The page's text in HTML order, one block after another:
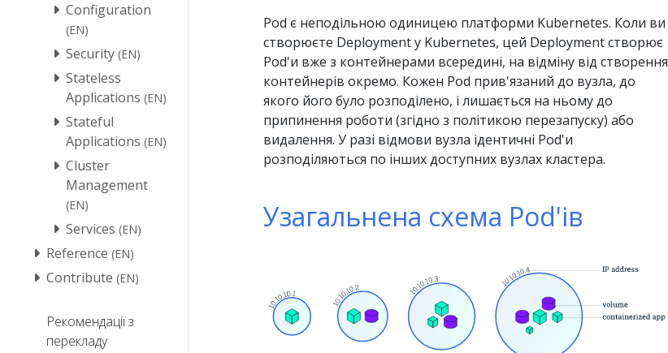
Configuration
(EN)
Security (EN)
Stateless
Applications (EN)
Stateful
Applications (EN)
Cluster
Management
(EN)
Services (EN)
Reference (EN)
Contribute (EN)
Рекомендації з
перекладу
Pod є неподільною одиницею платформи Kubernetes. Коли ви
створюєте Deployment у Kubernetes, цей Deployment створює
Pod'и вже з контейнерами всередині, на відміну від створення
контейнерів окремо. Кожен Pod прив'язаний до вузла, до
якого його було розподілено, і лишається на ньому до
припинення роботи (згідно з політикою перезапуску) або
видалення. У разі відмови вузла ідентичні Pod'и
розподіляються по інших доступних вузлах кластера.
Узагальнена схема Pod'ів